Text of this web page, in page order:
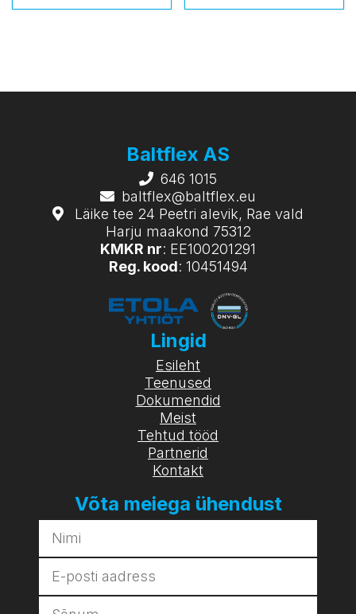
Baltflex AS
646 1015
baltflex@baltflex.eu
Läike tee 24 Peetri alevik, Rae vald
Harju maakond 75312
KMKR nr: EE100201291
Reg. kood: 10451494
Lingid
Esileht
Teenused
Dokumendid
Meist
Tehtud tööd
Partnerid
Kontakt
Võta meiega ühendust